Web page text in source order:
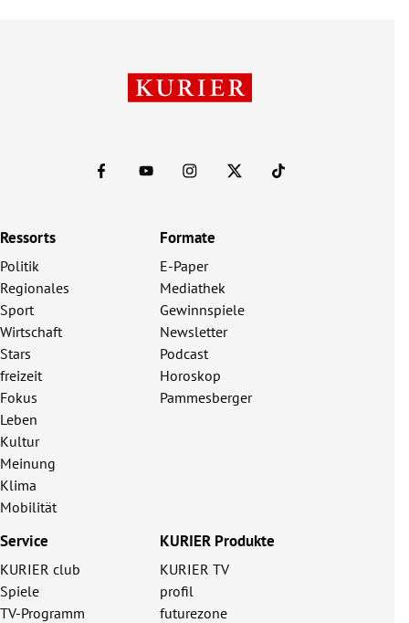
Ressorts
Politik
Regionales
Sport
Wirtschaft
Stars
freizeit
Fokus
Leben
Kultur
Meinung
Klima
Mobilität
Formate
E-Paper
Mediathek
Gewinnspiele
Newsletter
Podcast
Horoskop
Pammesberger
Service
KURIER club
Spiele
TV-Programm
KURIER Produkte
KURIER TV
profil
futurezone